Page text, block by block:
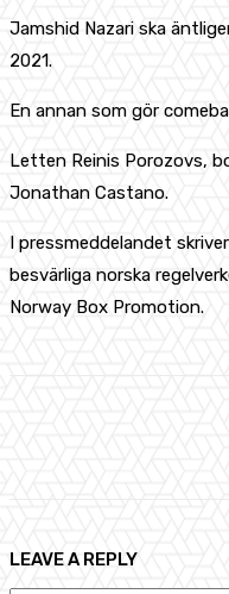
Jamshid Nazari ska
2021.
En annan som gör
Letten Reinis Porozovs,
Jonathan Castano.
I pressmeddelandet
besvärliga norska
Norway Box Promotion.
LEAVE A REPLY